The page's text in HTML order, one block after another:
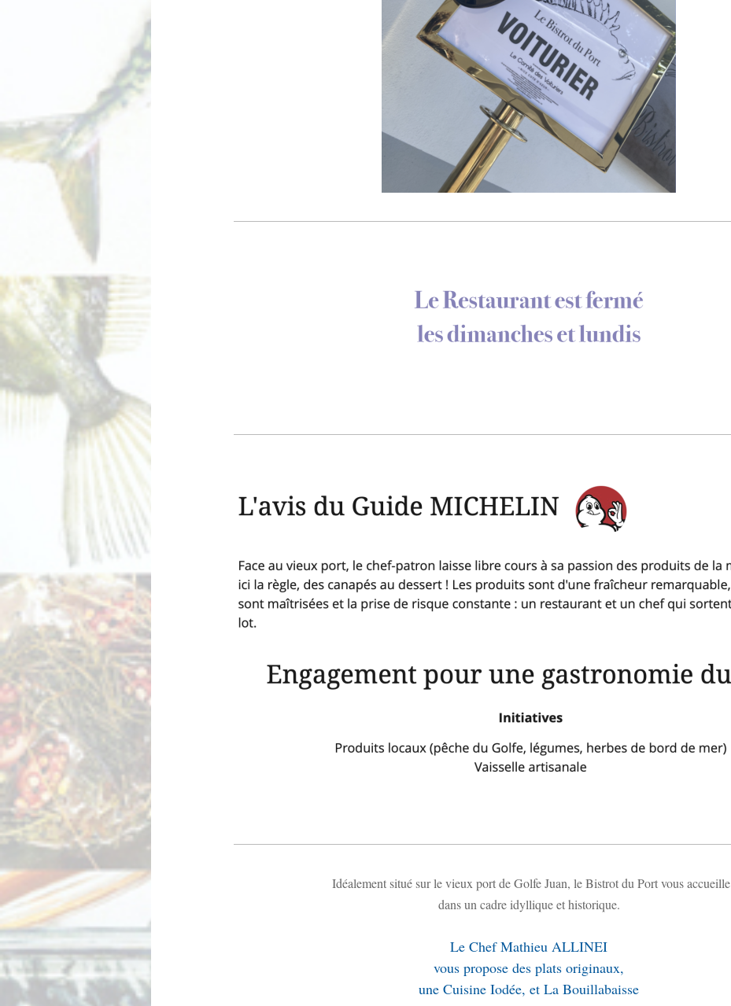
Idéalement situé sur le vieux port de Golfe Juan, le Bistrot du Port vous accueille
dans un cadre idyllique et historique.
Le Chef Mathieu ALLINEI
vous propose des plats originaux,
une Cuisine Iodée, et La Bouillabaisse